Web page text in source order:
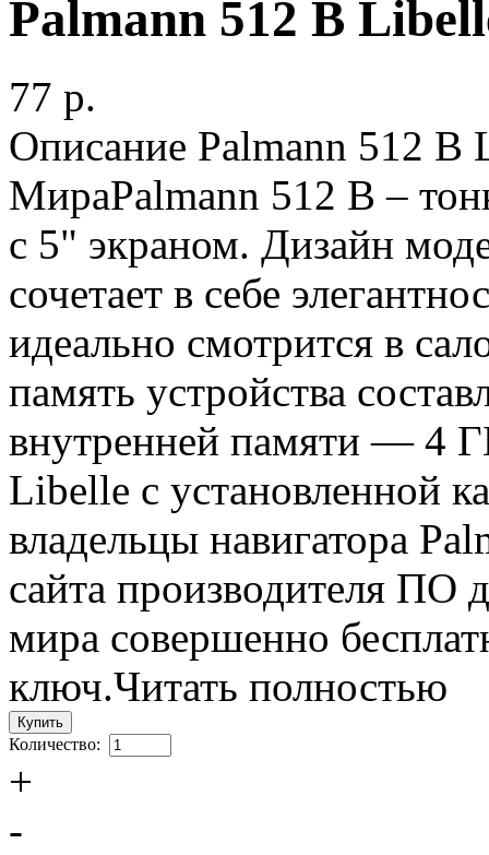
Palmann 512 B
77 p.
Описание Palmann 512 B
МираPalmann 512 B –
с 5" экраном. Дизайн
сочетает в себе
идеально смотрится в
память устройства
внутренней памяти — 4
Libelle с установленной
владельцы навигатора
сайта производителя ПО
мира совершенно
ключ.Читать полностью
Количество:
+
-